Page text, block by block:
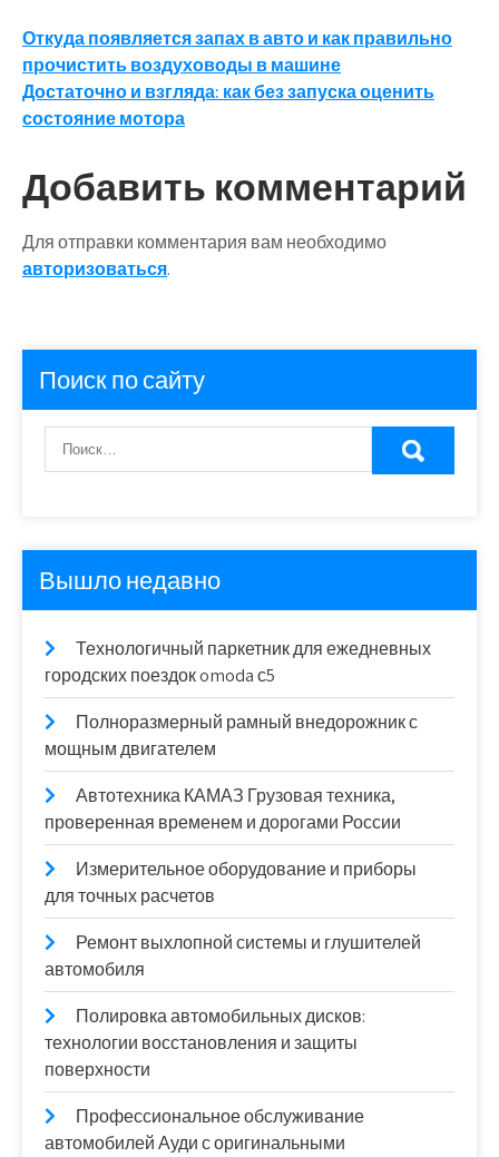
Навигация
по
записям
Откуда появляется запах в авто и как правильно
прочистить воздуховоды в машине
Достаточно и взгляда: как без запуска оценить
состояние мотора
Добавить комментарий
Для отправки комментария вам необходимо
авторизоваться.
Поиск по сайту
Вышло недавно
Технологичный паркетник для ежедневных
городских поездок omoda с5
Полноразмерный рамный внедорожник с
мощным двигателем
Автотехника КАМАЗ Грузовая техника,
проверенная временем и дорогами России
Измерительное оборудование и приборы
для точных расчетов
Ремонт выхлопной системы и глушителей
автомобиля
Полировка автомобильных дисков:
технологии восстановления и защиты
поверхности
Профессиональное обслуживание
автомобилей Ауди с оригинальными